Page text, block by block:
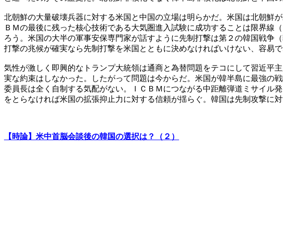
北朝鮮の大量破壊兵器に対する米国と中国の立場は明らかだ。米国は北朝鮮
ＢＭの最後に残った核心技術である大気圏進入試験に成功することは限界
ろう。米国の大半の軍事安保専門家が話すように先制打撃は第２の韓国戦争
打撃の兆候が確実なら先制打撃を米国とともに決めなければいけない、容易
気性が激しく即興的なトランプ大統領は通商と為替問題をテコにして習近平
実な約束はしなかった。したがって問題は今からだ。米国が韓半島に最強の
委員長は全く自制する気配がない。ＩＣＢＭにつながる中距離弾道ミサイル
をとらなければ米国の拡張抑止力に対する信頼が揺らぐ。韓国は先制攻撃に
【時論】米中首脳会談後の韓国の選択は？（２）